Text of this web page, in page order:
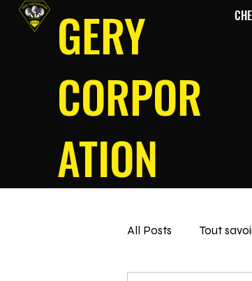
GERY
CORPOR
ATION
All Posts Tout